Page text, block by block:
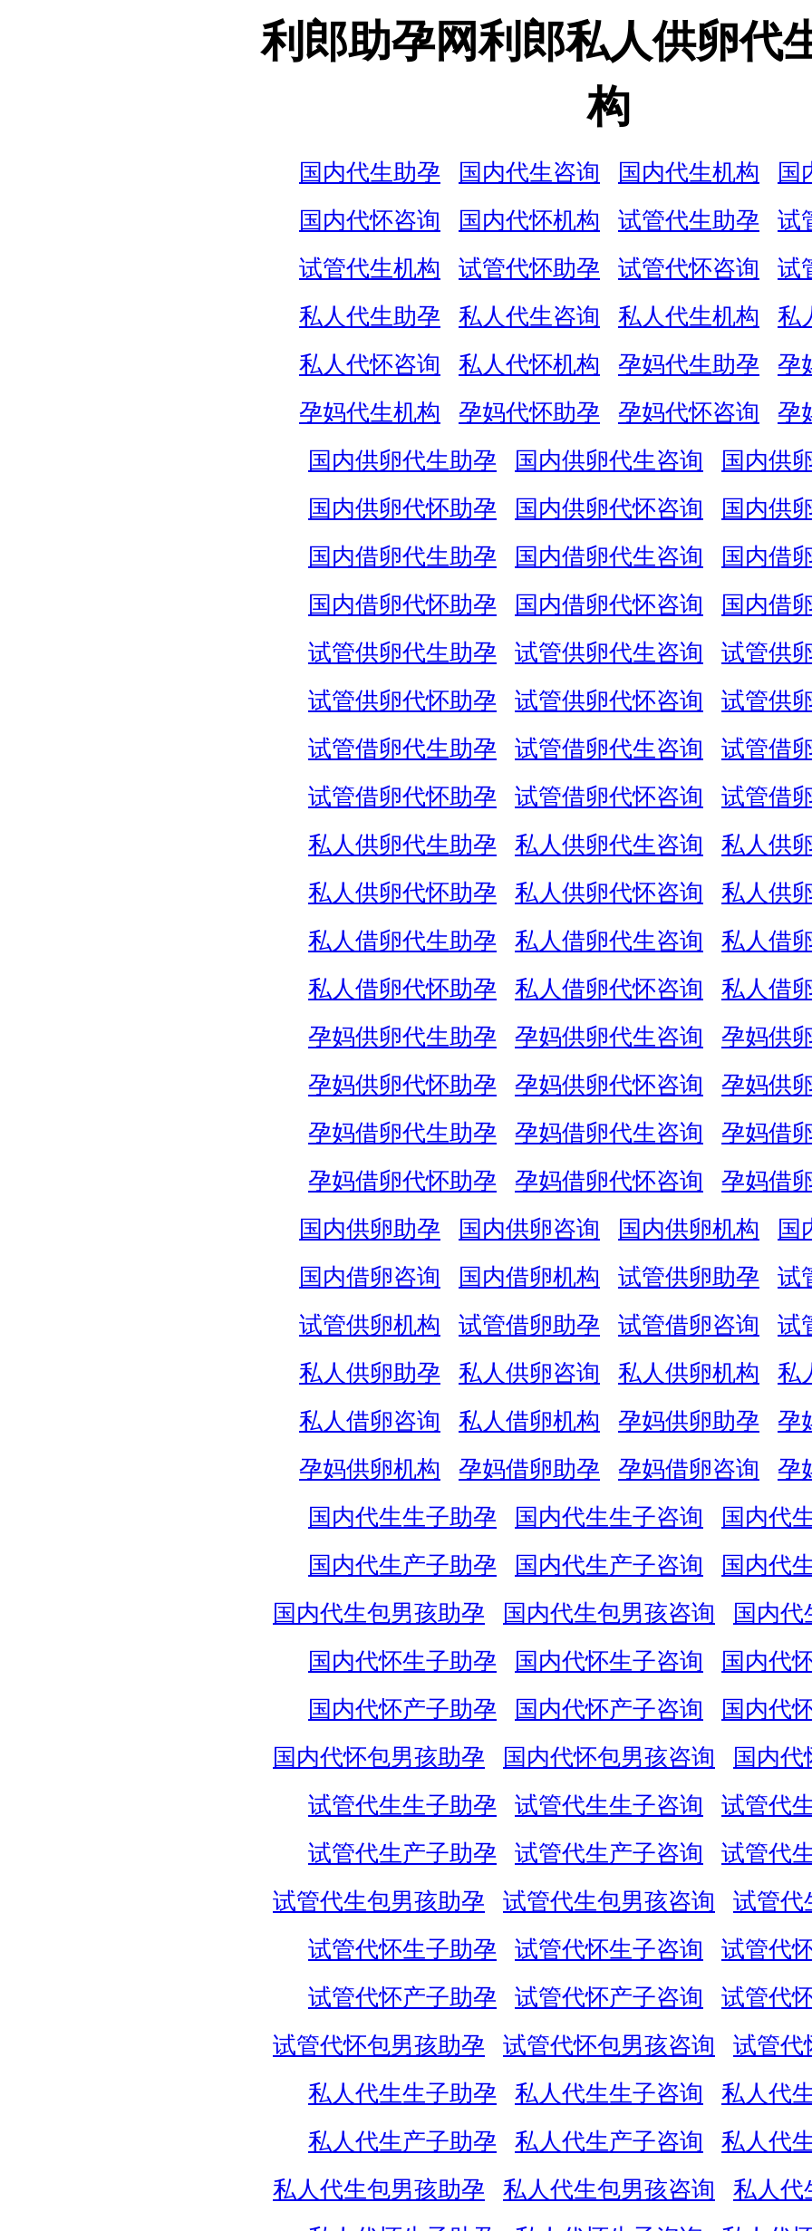
利郎助孕网利郎私人供卵代
构
国内代生助孕 国内代生咨询 国内代生机构
国
国内代怀咨询
国内代怀机构 试管代生助孕
试
试管代生机构
试管代怀助孕 试管代怀咨询
试
私人代生助孕
私人代生咨询 私人代生机构
私
私人代怀咨询
私人代怀机构 孕妈代生助孕
孕
孕妈代生机构
孕妈代怀助孕 孕妈代怀咨询
孕
国内供卵代生助孕
国内供卵代生咨询
国内供
国内供卵代怀助孕
国内供卵代怀咨询
国内供
国内借卵代生助孕
国内借卵代生咨询
国内借
国内借卵代怀助孕
国内借卵代怀咨询
国内借
试管供卵代生助孕
试管供卵代生咨询
试管供
试管供卵代怀助孕
试管供卵代怀咨询
试管供
试管借卵代生助孕
试管借卵代生咨询
试管借
试管借卵代怀助孕
试管借卵代怀咨询
试管借
私人供卵代生助孕
私人供卵代生咨询
私人供
私人供卵代怀助孕
私人供卵代怀咨询
私人供
私人借卵代生助孕
私人借卵代生咨询
私人借
私人借卵代怀助孕
私人借卵代怀咨询
私人借
孕妈供卵代生助孕
孕妈供卵代生咨询
孕妈供
孕妈供卵代怀助孕
孕妈供卵代怀咨询
孕妈供
孕妈借卵代生助孕
孕妈借卵代生咨询
孕妈借
孕妈借卵代怀助孕
孕妈借卵代怀咨询
孕妈借
国内供卵助孕
国内供卵咨询 国内供卵机构
国
国内借卵咨询
国内借卵机构 试管供卵助孕
试
试管供卵机构
试管借卵助孕 试管借卵咨询
试
私人供卵助孕
私人供卵咨询 私人供卵机构
私
私人借卵咨询
私人借卵机构 孕妈供卵助孕
孕
孕妈供卵机构
孕妈借卵助孕 孕妈借卵咨询
孕
国内代生生子助孕
国内代生生子咨询
国内代
国内代生产子助孕
国内代生产子咨询
国内代
国内代生包男孩助孕
国内代生包男孩咨询
国内
国内代怀生子助孕
国内代怀生子咨询
国内代
国内代怀产子助孕
国内代怀产子咨询
国内代
国内代怀包男孩助孕
国内代怀包男孩咨询
国内
试管代生生子助孕
试管代生生子咨询
试管代
试管代生产子助孕
试管代生产子咨询
试管代
试管代生包男孩助孕
试管代生包男孩咨询
试管代
试管代怀生子助孕
试管代怀生子咨询
试管代
试管代怀产子助孕
试管代怀产子咨询
试管代
试管代怀包男孩助孕
试管代怀包男孩咨询
试管代
私人代生生子助孕
私人代生生子咨询
私人代
私人代生产子助孕
私人代生产子咨询
私人代
私人代生包男孩助孕
私人代生包男孩咨询
私人代